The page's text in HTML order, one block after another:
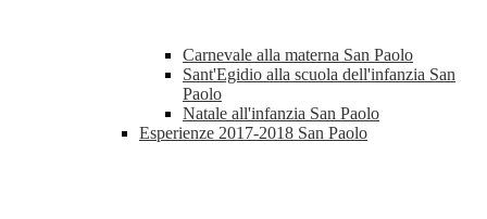
Carnevale alla materna San Paolo
Sant'Egidio alla scuola dell'infanzia San
Paolo
Natale all'infanzia San Paolo
Esperienze 2017-2018 San Paolo